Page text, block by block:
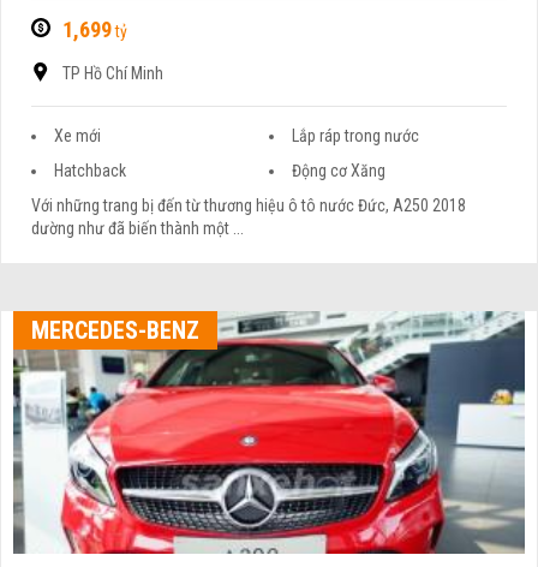
1,699tỷ
TP Hồ Chí Minh
Xe mới
Lắp ráp trong nước
Hatchback
Động cơ Xăng
Với những trang bị đến từ thương hiệu ô tô nước Đức, A250 2018
dường như đã biến thành một ...
MERCEDES-BENZ